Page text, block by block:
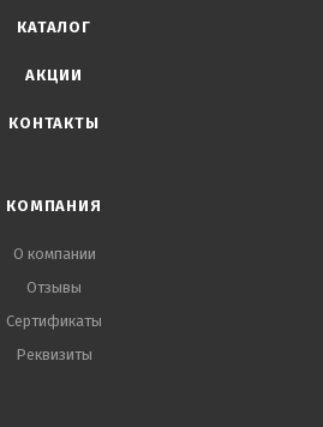
КАТАЛОГ
АКЦИИ
КОНТАКТЫ
КОМПАНИЯ
О компании
Отзывы
Сертификаты
Реквизиты